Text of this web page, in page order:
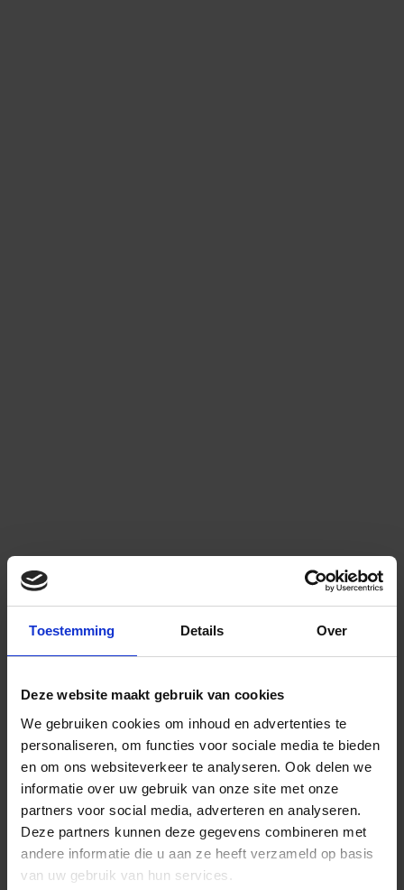
Toestemming Details Over
Deze website maakt gebruik van cookies
We gebruiken cookies om inhoud en advertenties te
personaliseren, om functies voor sociale media te bieden
en om ons websiteverkeer te analyseren. Ook delen we
informatie over uw gebruik van onze site met onze
partners voor social media, adverteren en analyseren.
Deze partners kunnen deze gegevens combineren met
andere informatie die u aan ze heeft verzameld op basis
van uw gebruik van hun services.